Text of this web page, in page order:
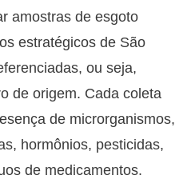
amostras de esgoto
estratégicos de São
ou seja,
de origem. Cada coleta
de microrganismos,
hormônios, pesticidas,
de medicamentos.